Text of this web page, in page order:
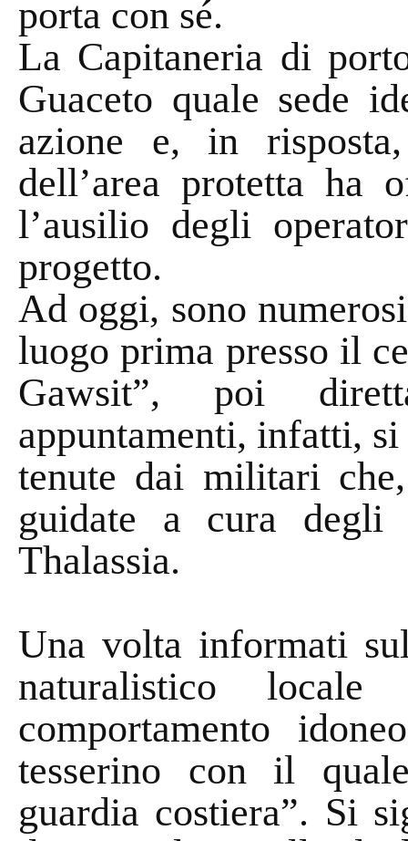
porta con sé.
La Capitaneria di
Guaceto quale sede
azione e, in
dell’area protetta ha
l’ausilio degli
progetto.
Ad oggi, sono
luogo prima presso il
Gawsit”, poi
appuntamenti, infatti,
tenute dai militari
guidate a cura degli
Thalassia.
Una volta informati
naturalistico
comportamento
tesserino con il
guardia costiera”. Si